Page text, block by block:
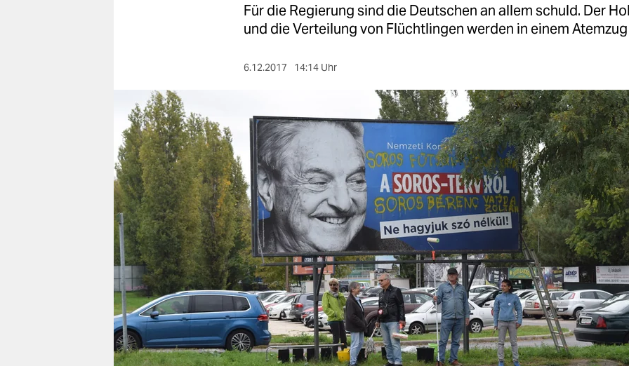
berlin
nord
wahrheit
verlag
verlag
veranstaltungen
shop
fragen & hilfe
unterstützen
Für die Regierung sind die Deutschen an allem schuld. Der
und die Verteilung von Flüchtlingen werden in einem
6.12.2017 14:14 Uhr